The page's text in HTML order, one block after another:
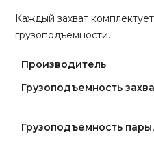
Каждый захват
грузоподъемности.
Производитель
Грузоподъемность
Грузоподъемность